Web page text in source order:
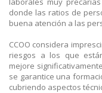
donde las ratios de
buena atención a las
CCOO considera
riesgos a los que
mejore
se garantice una
cubriendo aspectos